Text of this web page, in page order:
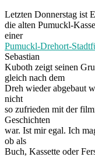
Letzten Donnerstag ist
die alten Pumuckl-
einer
Pumuckl-Drehort-
Sebastian
Kuboth zeigt seinen
gleich nach dem
Dreh wieder abgebaut
nicht
so zufrieden mit der
Geschichten
war. Ist mir egal. Ich
ob als
Buch, Kassette oder